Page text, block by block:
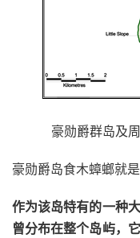
豪勋爵群岛及
豪勋爵岛食木蟑螂就
作为该岛特有的一种
曾分布在整个岛屿，